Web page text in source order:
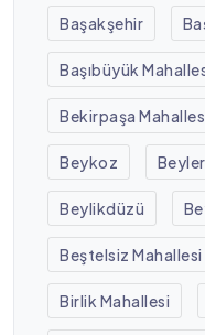
Başakşehir
Başıbüyük
Bekirpaşa
Beykoz
Beylikdüzü
Beştelsiz Mahallesi
Birlik Mahallesi